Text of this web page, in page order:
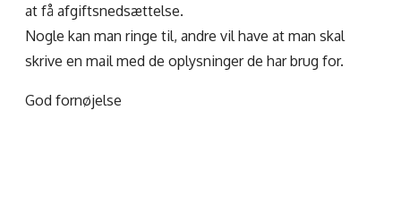
at få afgiftsnedsættelse.
Nogle kan man ringe til, andre vil have at man skal
skrive en mail med de oplysninger de har brug for.
God fornøjelse